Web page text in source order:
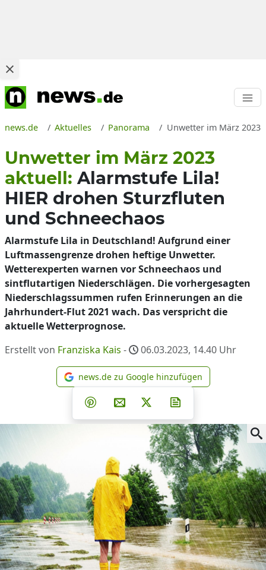
news.de Aktuelles Panorama Unwetter im März
Unwetter im März 2023
aktuell: Alarmstufe Lila!
HIER drohen Sturzfluten
und Schneechaos
Alarmstufe Lila in Deutschland! Aufgrund einer
Luftmassengrenze drohen heftige Unwetter.
Wetterexperten warnen vor Schneechaos und
sintflutartigen Niederschlägen. Die vorhergesagten
Niederschlagssummen rufen Erinnerungen an die
Jahrhundert-Flut 2021 wach. Das verspricht die
aktuelle Wetterprognose.
Erstellt von Franziska Kais - 06.03.2023, 14.40 Uhr
news.de zu Google
news.de zu Google hinzufügen
Teilen auf Facebook
Teilen auf Whatsapp
Teilen auf Telegram
Teilen auf Pinterest
Per E-Mail teilen
Post auf X